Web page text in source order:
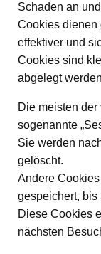
Schaden an
Cookies dienen
effektiver und
Cookies sind
abgelegt
Die meisten
sogenannte
Sie werden
gelöscht.
Andere
gespeichert,
Diese Cookies
nächsten